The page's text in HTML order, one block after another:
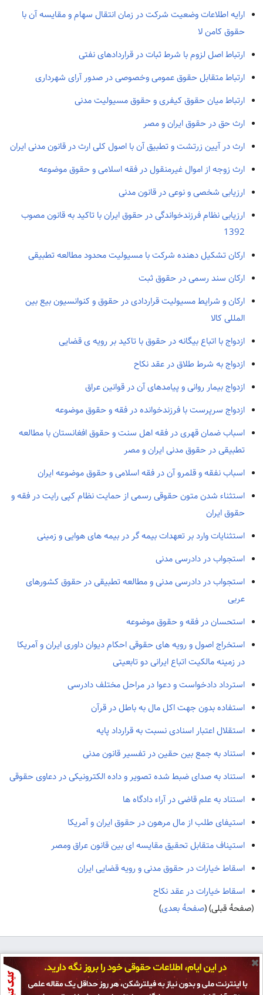
ارایه اطلاعات وضعیت شرکت در زمان انتقال سهام و مقایسه آن با
حقوق کامن لا
ارتباط اصل لزوم با شرط ثبات در قراردادهای نفتی
ارتباط متقابل حقوق عمومی وخصوصی در صدور آرای شهرداری
ارتباط میان حقوق کیفری و حقوق مسیولیت مدنی
ارث حق در حقوق ایران و مصر
ارث در آیین زرتشت و تطبیق آن با اصول کلی ارث در قانون مدنی ایران
ارث زوجه از اموال غیرمنقول در فقه اسلامی و حقوق موضوعه
ارزیابی شخصی و نوعی در قانون مدنی
ارزیابی نظام فرزندخواندگی در حقوق ایران با تاکید به قانون مصوب
1392
ارکان تشکیل دهنده شرکت با مسیولیت محدود مطالعه تطبیقی
ارکان سند رسمی در حقوق ثبت
ارکان و شرایط مسیولیت قراردادی در حقوق و کنوانسیون بیع بین
المللی کالا
ازدواج با اتباع بیگانه در حقوق با تاکید بر رویه ی قضایی
ازدواج به شرط طلاق در عقد نکاح
ازدواج بیمار روانی و پیامدهای آن در قوانین عراق
ازدواج سرپرست با فرزندخوانده در فقه و حقوق موضوعه
اسباب ضمان قهری در فقه اهل سنت و حقوق افغانستان با مطالعه
تطبیقی در حقوق مدنی ایران و مصر
اسباب نفقه و قلمرو آن در فقه اسلامی و حقوق موضوعه ایران
استثناء شدن متون حقوقی رسمی از حمایت نظام کپی رایت در فقه و
حقوق ایران
استثنایات وارد بر تعهدات بیمه گر در بیمه های هوایی و زمینی
استجواب در دادرسی مدنی
استجواب در دادرسی مدنی و مطالعه تطبیقی در حقوق کشورهای
عربی
استحسان در فقه و حقوق موضوعه
استخراج اصول و رویه های حقوقی احکام دیوان داوری ایران و آمریکا
در زمینه مالکیت اتباع ایرانی دو تابعیتی
استرداد دادخواست و دعوا در مراحل مختلف دادرسی
استفاده بدون جهت اکل مال به باطل در قرآن
استقلال اعتبار اسنادی نسبت به قرارداد پایه
استناد به جمع بین حقین در تفسیر قانون مدنی
استناد به صدای ضبط شده تصویر و داده الکترونیکی در دعاوی حقوقی
استناد به علم قاضی در آراء دادگاه ها
استیفای طلب از مال مرهون در حقوق ایران و آمریکا
استیناف متقابل تحقیق مقایسه ای بین قانون عراق ومصر
اسقاط خیارات در حقوق مدنی و رویه قضایی ایران
اسقاط خیارات در عقد نکاح
(صفحهٔ قبلی) (صفحهٔ بعدی)
✖